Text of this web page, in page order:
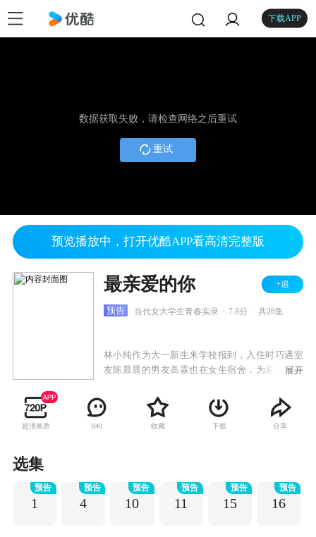
下载APP
数据获取失败，请检查网络之后重试
重试
预览播放中，打开优酷APP看高清完整版
最亲爱的你 +追
预告 当代女大学生青春实录 7.8分 共26集
林小纯作为大一新生来学校报到，入住时巧遇室
友陈晨晨的男友高霖也在女生宿舍，为避免房东
生活之后又发生了一系列让林小纯难以容忍的事
情，沉重的压力下，林小纯的情绪彻底爆发。原
来每个人都背负着沉重的过去，有着自己的小秘
年里，林小纯和学长杨宇牵手，韩依彤学业有成
却面临单身危机，倪瑾尝试改变拜金的自己，陈
展开
超清画质 840 收藏 下载 分享
选集
1
预告
4
预告
10
预告
11
预告
15
预告
16
预告